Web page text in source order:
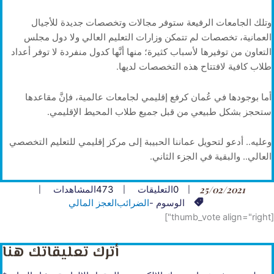
وتلك الجامعات الرفيعة ستوفر مجالات وتخصصات جديدة للأجيال
العمانية، تخصصات لم تتمكن وزارات التعليم العالي ولا دول مجلس
التعاون من توفيرها لأسباب كثيرة؛ منها أنَّها كدول منفردة لا توفر أعداد
طلاب كافية لافتتاح هذه التخصصات لديها.
أما بوجودها في عُمان كرفع إقليمي لجامعات عالمية، فإنَّ مقاعدها
ستحجز بشكل طبيعي من قبل جميع طلاب المحيط الإقليمي.
وعليه.. أدعو لتحويل عماننا الحبيبة إلى مركز إقليمي للتعليم التخصصي
العالي.. والبقية في الجزء الثاني.
25/02/2021
0التعليقات 473المشاهدات
الوسوم -الضرائبالعجز المالي
[thumb_vote align="right"]
أترك تعليقاتك هنا